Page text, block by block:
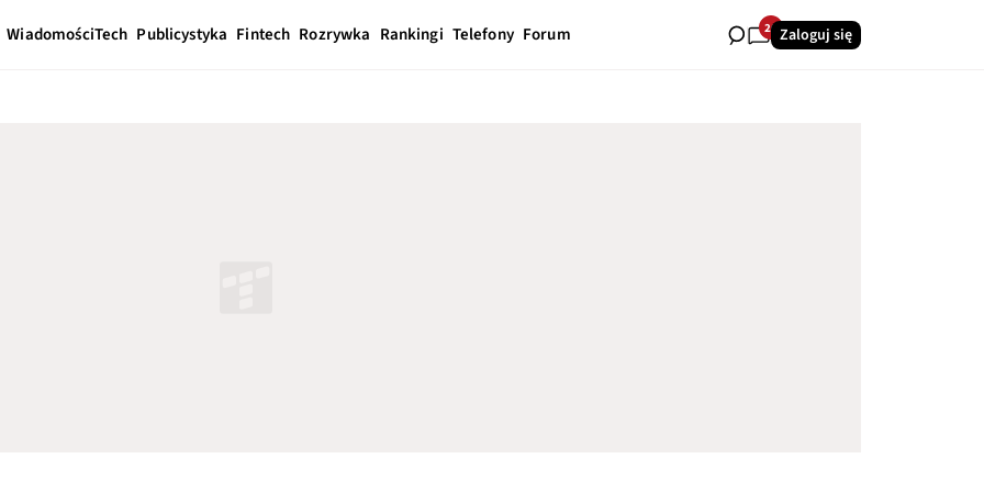
WiadomościTech Publicystyka Fintech Rozrywka Rankingi Telefony Forum 26Zaloguj się